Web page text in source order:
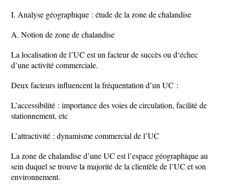
I. Analyse géographique : étude de la zone de chalandise
A. Notion de zone de chalandise
La localisation de l’UC est un facteur de succès ou d‘échec
d’une activité commerciale.
Deux facteurs influencent la fréquentation d’un UC :
L’accessibilité : importance des voies de circulation, facilité de
stationnement, etc
L’attractivité : dynamisme commercial de l’UC
La zone de chalandise d’une UC est l’espace géographique au
sein duquel se trouve la majorité de la clientèle de l’UC et son
environnement.